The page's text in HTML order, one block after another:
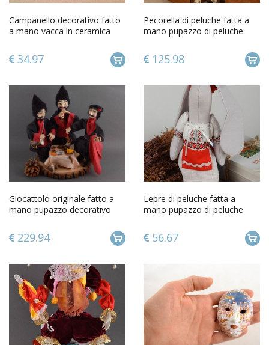
Campanello decorativo fatto
a mano vacca in ceramica
34.97
Pecorella di peluche fatta a
mano pupazzo di peluche
125.98
Giocattolo originale fatto a
mano pupazzo decorativo
229.94
Lepre di peluche fatta a
mano pupazzo di peluche
56.67